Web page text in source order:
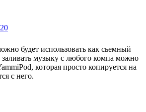
будет использовать как сьемный
музыку с любого компа можно
которая просто копируется на
с него.